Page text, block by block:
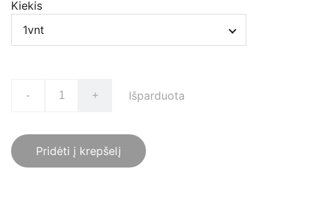
Kiekis
- + Išparduota
Pridėti į krepšelį